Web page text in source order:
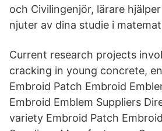
och Civilingenjör, lärare
njuter av dina studie i
Current research projects
cracking in young concrete,
Embroid Patch Embroid
Embroid Emblem Suppliers
variety Embroid Patch